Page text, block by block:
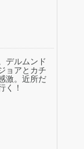
デルムンド
ョアとカチ
激。近所だ
く！